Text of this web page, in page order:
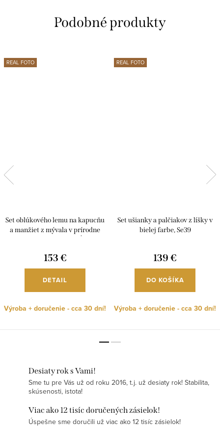
REAL FOTO
Set oblúkového lemu na kapucňu
a manžiet z mývala v prírodne
153 €
DETAIL
Výroba + doručenie - cca 30 dní!
REAL FOTO
Set ušianky a palčiakov z líšky v
bielej farbe, Se39
139 €
DO KOŠÍKA
Výroba + doručenie - cca 30 dní!
Desiaty rok s Vami!
Sme tu pre Vás už od roku 2016, t.j. už desiaty rok! Stabilita,
skúsenosti, istota!
Viac ako 12 tisíc doručených zásielok!
Úspešne sme doručili už viac ako 12 tisíc zásielok!